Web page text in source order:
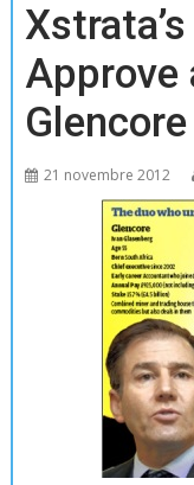
Approve
Glencore
21 novembre 2012